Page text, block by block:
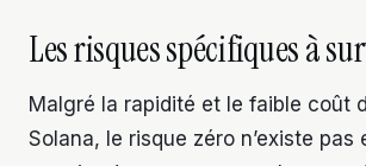
Les risques spécifiques à
Malgré la rapidité et le faible coût
Solana, le risque zéro n’existe pas